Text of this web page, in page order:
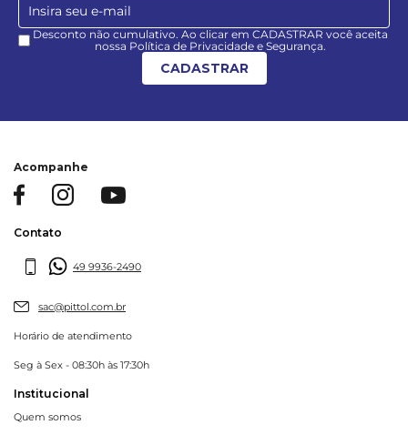
Desconto não cumulativo. Ao clicar em CADASTRAR você aceita
nossa Política de Privacidade e Segurança.
CADASTRAR
Acompanhe
Contato
49 9936-2490
sac@pittol.com.br
Horário de atendimento
Seg à Sex - 08:30h às 17:30h
Institucional
Quem somos